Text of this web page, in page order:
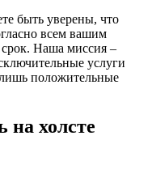
быть уверены, что
всем вашим
срок. Наша миссия –
услуги
положительные
на холсте